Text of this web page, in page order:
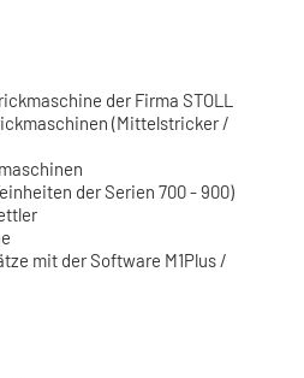
der Firma STOLL
(Mittelstricker /
der Serien 700 - 900)
mit der Software M1Plus /